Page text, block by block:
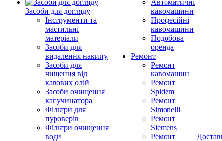
Засоби для догляду
Інструменти та
мастильні
матеріали
Засоби для
видалення накипу
Засоби для
чищення від
кавових олій
Засоби очищення
капучинатора
Фільтри для
пуроверів
Фільтри очищення
води
Автоматичні
кавомашини
Професійні
кавомашини
Подобова
оренда
Ремонт
Ремонт
кавомашин
Ремонт
Spidem
Ремонт
Simonelli
Ремонт
Siemens
Ремонт